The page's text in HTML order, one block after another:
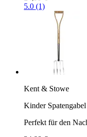
5.0 (1)
Kent & Stowe
Kinder Spatengabel
Perfekt für den